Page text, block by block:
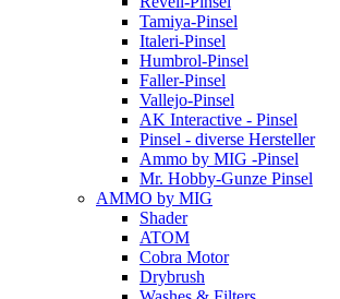
Tamiya-Pinsel
Italeri-Pinsel
Humbrol-Pinsel
Faller-Pinsel
Vallejo-Pinsel
AK Interactive - Pinsel
Pinsel - diverse Hersteller
Ammo by MIG -Pinsel
Mr. Hobby-Gunze Pinsel
AMMO by MIG
Shader
ATOM
Cobra Motor
Drybrush